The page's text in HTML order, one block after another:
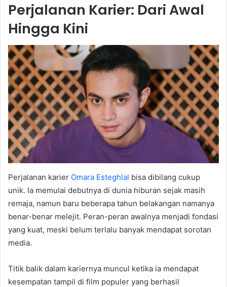
Perjalanan Karier: Dari Awal
Hingga Kini
Perjalanan karier Omara Esteghlal bisa dibilang cukup
unik. Ia memulai debutnya di dunia hiburan sejak masih
remaja, namun baru beberapa tahun belakangan namanya
benar-benar melejit. Peran-peran awalnya menjadi fondasi
yang kuat, meski belum terlalu banyak mendapat sorotan
media.
Titik balik dalam kariernya muncul ketika ia mendapat
kesempatan tampil di film populer yang berhasil